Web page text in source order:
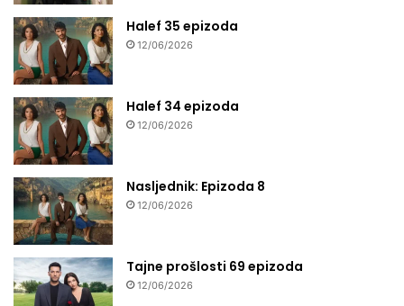
Halef 35 epizoda
12/06/2026
Halef 34 epizoda
12/06/2026
Nasljednik: Epizoda 8
12/06/2026
Tajne prošlosti 69 epizoda
12/06/2026